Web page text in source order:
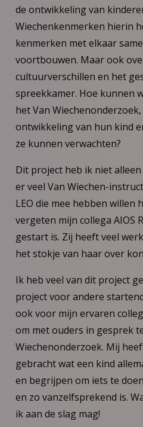
de ontwikkeling van
Wiechenkenmerken hierin
kenmerken met elkaar
voortbouwen. Maar ook
cultuurverschillen en het
spreekkamer. Hoe kunnen
het Van
ontwikkeling van hun kind
ze kunnen verwachten?
Dit project heb ik niet
er veel Van Wiechen-
LEO die mee hebben willen
vergeten mijn collega AIOS
gestart is. Zij heeft veel
het stokje van haar over
Ik heb veel van dit project
project voor andere
ook voor mijn ervaren
om met ouders in gesprek
Wiechenonderzoek. Mij
gebracht wat een kind
en begrijpen om iets te
en zo vanzelfsprekend is.
ik aan de slag mag!